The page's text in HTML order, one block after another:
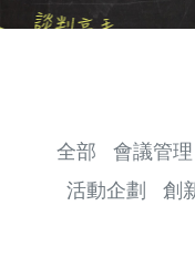
全部 會議管理
活動企劃
創